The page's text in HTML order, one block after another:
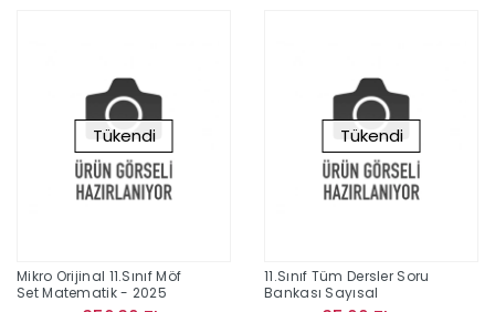
Tükendi
Mikro Orijinal 11.Sınıf Möf
Set Matematik - 2025
Tükendi
11.Sınıf Tüm Dersler Soru
Bankası Sayısal